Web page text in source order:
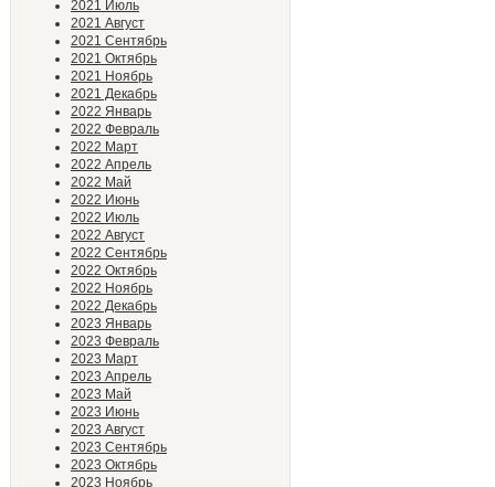
2021 Июль
2021 Август
2021 Сентябрь
2021 Октябрь
2021 Ноябрь
2021 Декабрь
2022 Январь
2022 Февраль
2022 Март
2022 Апрель
2022 Май
2022 Июнь
2022 Июль
2022 Август
2022 Сентябрь
2022 Октябрь
2022 Ноябрь
2022 Декабрь
2023 Январь
2023 Февраль
2023 Март
2023 Апрель
2023 Май
2023 Июнь
2023 Август
2023 Сентябрь
2023 Октябрь
2023 Ноябрь